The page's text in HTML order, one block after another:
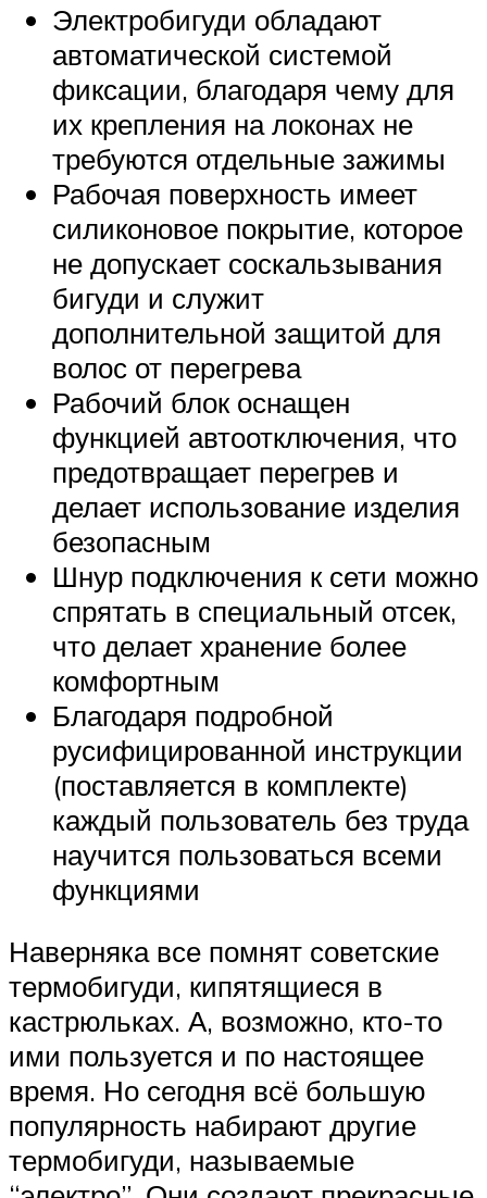
Электробигуди обладают
автоматической системой
фиксации, благодаря чему для
их крепления на локонах не
требуются отдельные зажимы
Рабочая поверхность имеет
силиконовое покрытие, которое
не допускает соскальзывания
бигуди и служит
дополнительной защитой для
волос от перегрева
Рабочий блок оснащен
функцией автоотключения, что
предотвращает перегрев и
делает использование изделия
безопасным
Шнур подключения к сети можно
спрятать в специальный отсек,
что делает хранение более
комфортным
Благодаря подробной
русифицированной инструкции
(поставляется в комплекте)
каждый пользователь без труда
научится пользоваться всеми
функциями
Наверняка все помнят советские
термобигуди, кипятящиеся в
кастрюльках. А, возможно, кто-то
ими пользуется и по настоящее
время. Но сегодня всё большую
популярность набирают другие
термобигуди, называемые